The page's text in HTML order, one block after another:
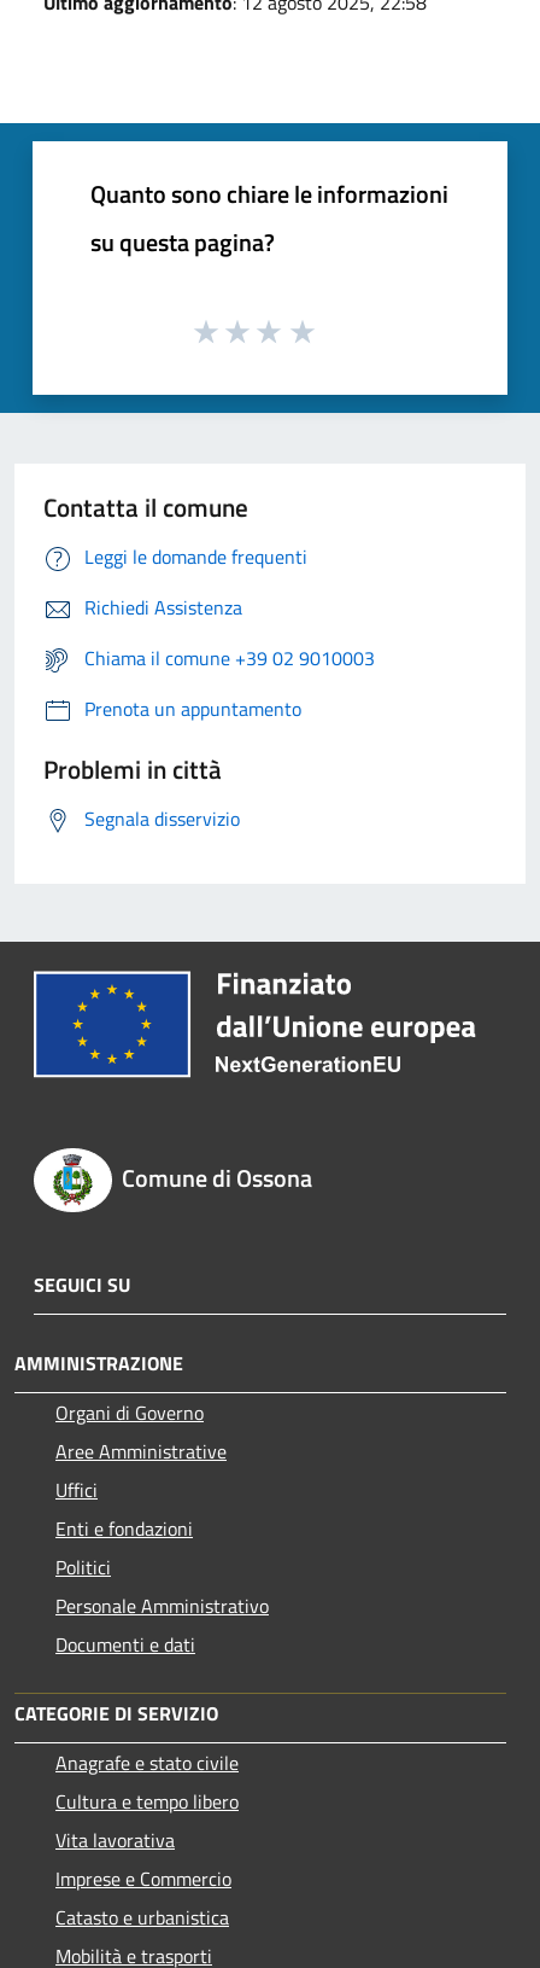
Quanto sono chiare le informazioni
su questa pagina?
Contatta il comune
Leggi le domande frequenti
Richiedi Assistenza
Chiama il comune +39 02 9010003
Prenota un appuntamento
Problemi in città
Segnala disservizio
Comune di Ossona
SEGUICI SU
AMMINISTRAZIONE
Organi di Governo
Aree Amministrative
Uffici
Enti e fondazioni
Politici
Personale Amministrativo
Documenti e dati
CATEGORIE DI SERVIZIO
Anagrafe e stato civile
Cultura e tempo libero
Vita lavorativa
Imprese e Commercio
Catasto e urbanistica
Mobilità e trasporti